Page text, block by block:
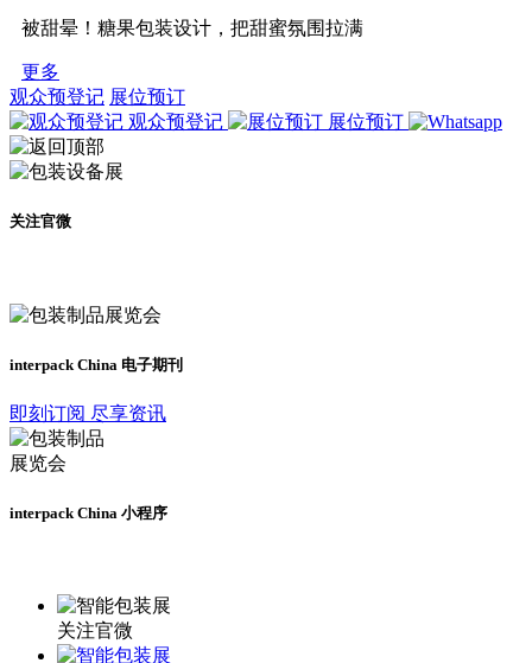
被甜晕！糖果包装设计，把甜蜜氛围拉满
更多
观众预登记 展位预订
观众预登记
展位预订
关注官微
interpack China 电子期刊
即刻订阅 尽享资讯
interpack China 小程序
关注官微